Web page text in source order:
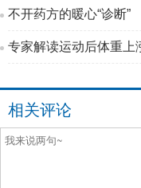
不开药方的暖心“诊断”
专家解读运动后体重上
相关评论